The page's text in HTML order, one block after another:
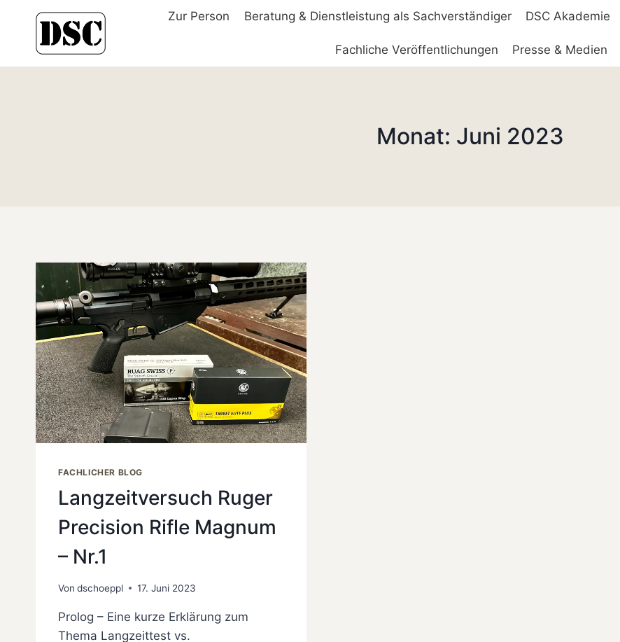
springen
Zur Person Beratung & Dienstleistung als Sachverständiger DSC Akademie
Fachliche Veröffentlichungen Presse & Medien
Monat: Juni 2023
FACHLICHER BLOG
Langzeitversuch Ruger
Precision Rifle Magnum
– Nr.1
Von dschoeppl 17. Juni 2023
Prolog – Eine kurze Erklärung zum
Thema Langzeittest vs.